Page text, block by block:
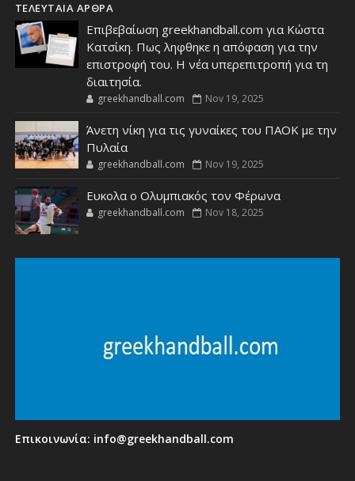
ΤΕΛΕΥΤΑΙΑ ΑΡΘΡΑ
Επιβεβαίωση greekhandball.com για Κώστα
Κατσίκη. Πως ληφθηκε η απόφαση για την
επιστροφή του. Η νέα υπερεπιτροπή για τη
διαιτησία.
greekhandball.com Nov 19, 2025
Άνετη νίκη για τις γυναίκες του ΠΑΟΚ με την
Πυλαία
greekhandball.com Nov 19, 2025
Ευκολα ο Ολυμπιακός τον Φέρωνα
greekhandball.com Nov 18, 2025
Επικοινωνία: info@greekhandball.com